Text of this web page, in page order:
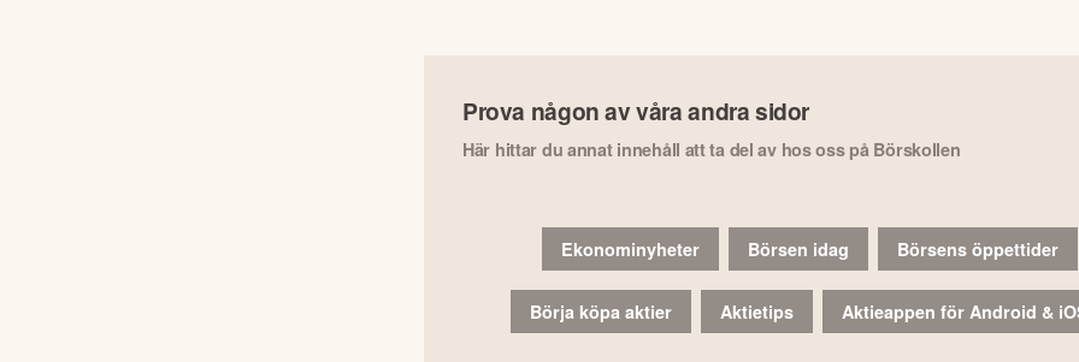
Prova någon av våra andra sidor
Här hittar du annat innehåll att ta del av hos oss på Börskollen
Ekonominyheter Börsen idag Börsens öppettider
Börja köpa aktier Aktietips Aktieappen för Android &